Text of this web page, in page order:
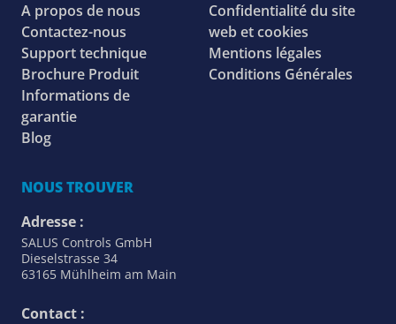
A propos de nous
Contactez-nous
Support technique
Brochure Produit
Informations de
garantie
Blog
Confidentialité du site
web et cookies
Mentions légales
Conditions Générales
NOUS TROUVER
Adresse :
SALUS Controls GmbH
Dieselstrasse 34
63165 Mühlheim am Main
Contact :